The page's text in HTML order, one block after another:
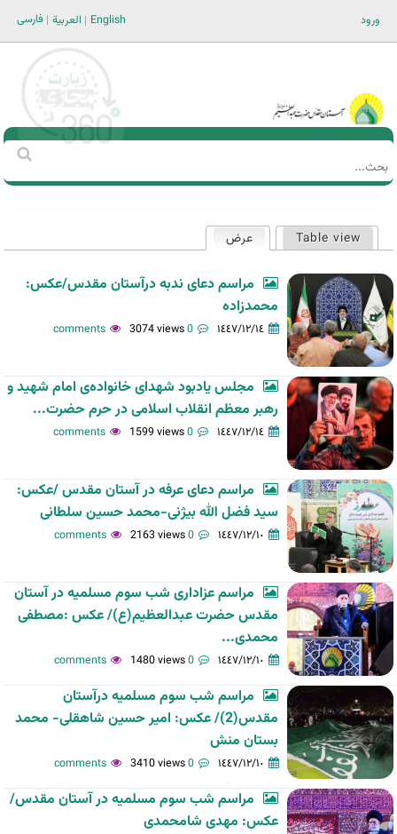
ورود فارسی العربية English
Main men-AR
استمارة
‏
الأساسية
Table view عرض
مراسم دعای ندبه درآستان مقدس/عکس:
محمدزاده
١٤٤٧/١٢/١٤ 0 comments
3074 views
مجلس یادبود شهدای خانواده‌ی امام شهید و
رهبر معظم انقلاب اسلامی در حرم حضرت...
١٤٤٧/١٢/١٤ 0 comments
1599 views
مراسم دعای عرفه در آستان مقدس /عکس:
سید فضل الله بیژنی-محمد حسین سلطانی
١٤٤٧/١٢/١٠ 0 comments
2163 views
مراسم عزاداری شب سوم مسلمیه در آستان
مقدس حضرت عبدالعظیم(ع)/ عکس :مصطفی
محمدی...
١٤٤٧/١٢/١٠ 0 comments
1480 views
مراسم شب سوم مسلمیه درآستان
مقدس(2)/ عکس: امیر حسین شاهقلی- محمد
بستان منش
١٤٤٧/١٢/١٠ 0 comments
3410 views
مراسم شب سوم مسلمیه در آستان مقدس/
عکس: مهدی شامحمدی